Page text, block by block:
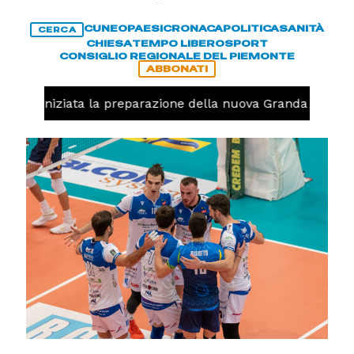
CERCA CUNEOPAESICRONACAPOLITICASANITÀ
CHIESATEMPO LIBEROSPORT
CONSIGLIO REGIONALE DEL PIEMONTE
ABBONATI
iniziata la preparazione della nuova Granda Volley